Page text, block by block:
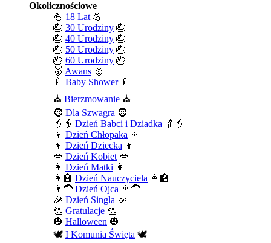
Okolicznościowe
💪 18 Lat 💪
🎂 30 Urodziny 🎂
🎂 40 Urodziny 🎂
🎂 50 Urodziny 🎂
🎂 60 Urodziny 🎂
🥇 Awans 🥇
🍼 Baby Shower🍼
⛪ Bierzmowanie ⛪
🧔 Dla Szwagra 🧔
👵👵 Dzień Babci i Dziadka 👵👵
👦 Dzień Chłopaka 👦
👦 Dzień Dziecka 👦
💋 Dzień Kobiet 💋
👩 Dzień Matki 👩
👩‍🏫 Dzień Nauczyciela 👩‍🏫
👨‍🦱 Dzień Ojca 👨‍🦱
🎉 Dzień Singla 🎉
👏 Gratulacje 👏
🎃 Halloween 🎃
🕊️ I Komunia Święta 🕊️